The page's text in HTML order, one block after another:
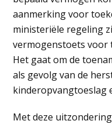
aanmerking voor
ministeriële regeling
vermogenstoets voor
Het gaat om de
als gevolg van de
kinderopvangtoeslag
Met deze